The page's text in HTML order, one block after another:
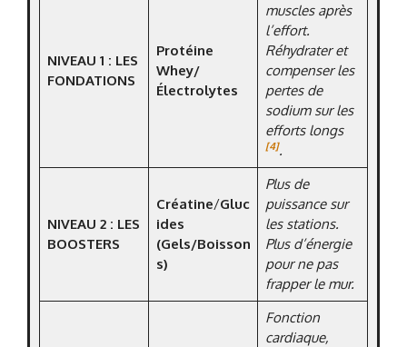
NIVEAU 1 : LES
FONDATIONS
Protéine
Whey/
Électrolytes
muscles après
l’effort.
Réhydrater et
compenser les
pertes de
sodium sur les
efforts longs
[4].
NIVEAU 2 : LES
BOOSTERS
Créatine/Gluc
ides
(Gels/Boisson
s)
Plus de
puissance sur
les stations.
Plus d’énergie
pour ne pas
frapper le mur.
Fonction
cardiaque,